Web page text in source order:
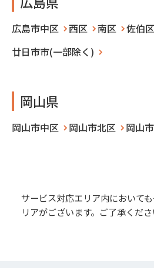
広島市中区 西区 南区
佐伯区
廿日市市(一部除く)
岡山県
岡山市中区 岡山市北区 岡山
サービス対応エリア内において
リアがございます。ご了承くださ